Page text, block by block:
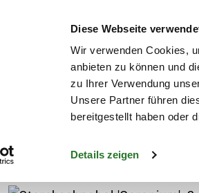
Diese Webseite
Wir verwenden Cookies,
anbieten zu können und
zu Ihrer Verwendung
Unsere Partner führen
bereitgestellt haben oder
Details zeigen
Blumen
& Gräser Stauden